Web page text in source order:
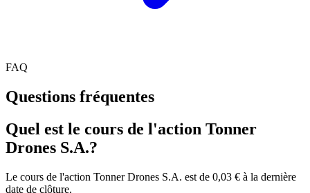
FAQ
Questions fréquentes
Quel est le cours de l'action Tonner
Drones S.A.?
Le cours de l'action Tonner Drones S.A. est de 0,03 € à la dernière
date de clôture.